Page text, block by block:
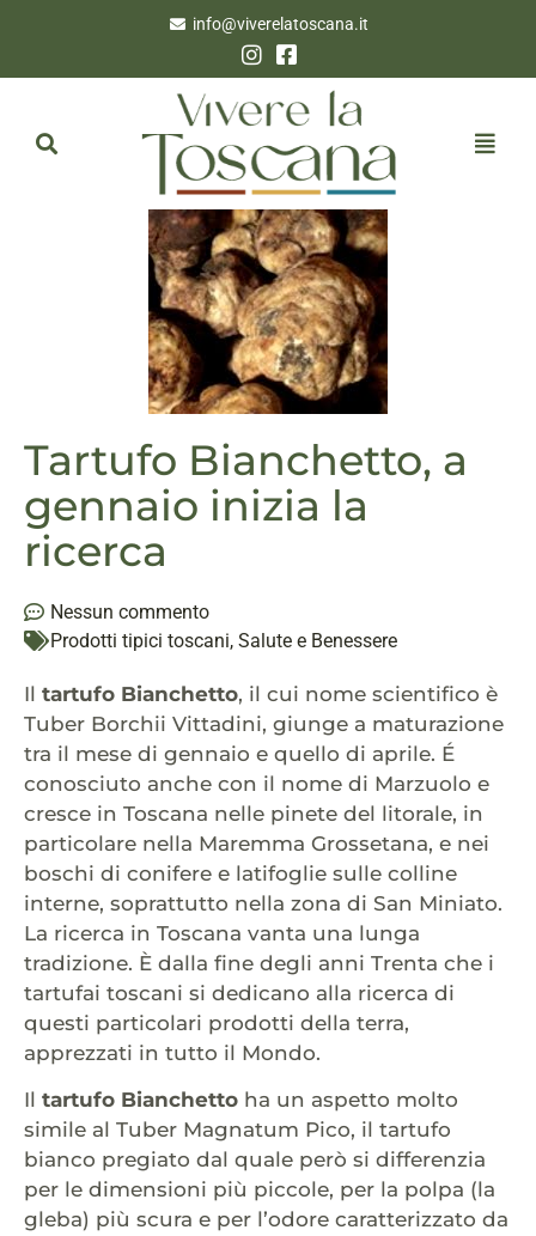
info@viverelatoscana.it
Tartufo Bianchetto, a
gennaio inizia la
ricerca
Nessun commento
Prodotti tipici toscani, Salute e Benessere
Il tartufo Bianchetto, il cui nome scientifico è
Tuber Borchii Vittadini, giunge a maturazione
tra il mese di gennaio e quello di aprile. É
conosciuto anche con il nome di Marzuolo e
cresce in Toscana nelle pinete del litorale, in
particolare nella Maremma Grossetana, e nei
boschi di conifere e latifoglie sulle colline
interne, soprattutto nella zona di San Miniato.
La ricerca in Toscana vanta una lunga
tradizione. È dalla fine degli anni Trenta che i
tartufai toscani si dedicano alla ricerca di
questi particolari prodotti della terra,
apprezzati in tutto il Mondo.
Il tartufo Bianchetto ha un aspetto molto
simile al Tuber Magnatum Pico, il tartufo
bianco pregiato dal quale però si differenzia
per le dimensioni più piccole, per la polpa (la
gleba) più scura e per l’odore caratterizzato da